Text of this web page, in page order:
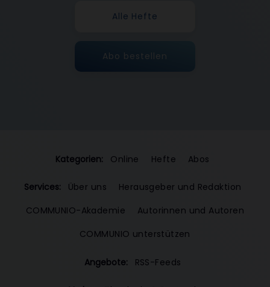
Alle Hefte
Abo bestellen
Kategorien: Online Hefte Abos
Services: Über uns
Herausgeber und Redaktion
COMMUNIO-Akademie
Autorinnen und Autoren
COMMUNIO unterstützen
Angebote: RSS-Feeds